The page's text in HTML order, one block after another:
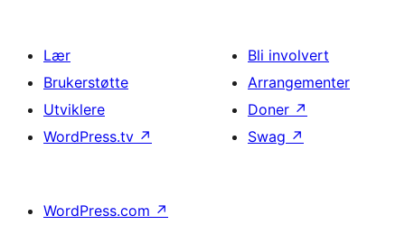
Lær
Brukerstøtte
Utviklere
WordPress.tv ↗
Bli involvert
Arrangementer
Doner ↗
Swag ↗
WordPress.com ↗